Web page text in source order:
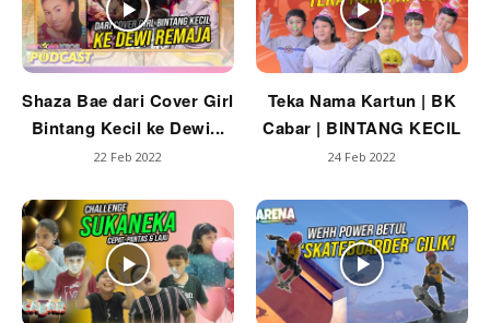
Shaza Bae dari Cover Girl
Bintang Kecil ke Dewi...
22 Feb 2022
Teka Nama Kartun | BK
Cabar | BINTANG KECIL
24 Feb 2022